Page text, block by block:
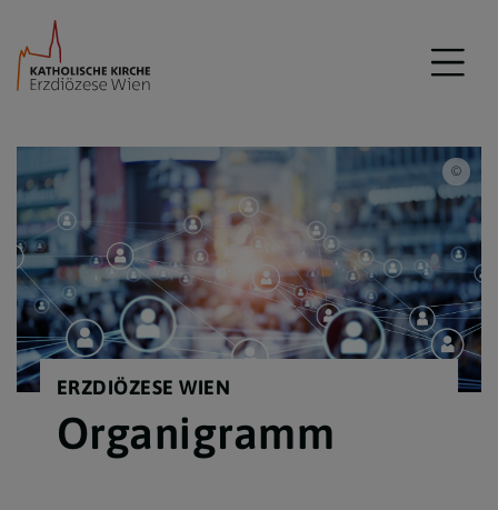
ERZDIÖZESE WIEN
Organigramm